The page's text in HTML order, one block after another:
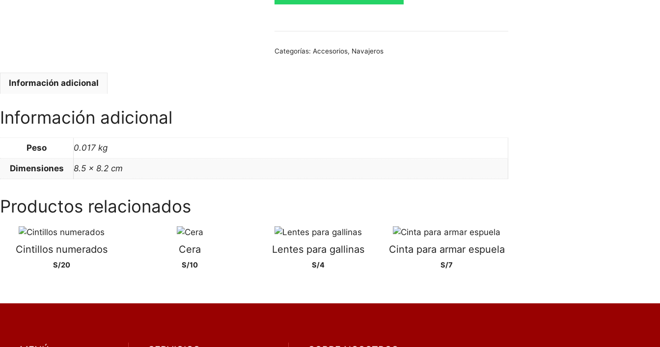
Mexicana
cantidad
Categorías: Accesorios, Navajeros
Información adicional
Información adicional
Peso 0.017 kg
Dimensiones 8.5 × 8.2 cm
Productos relacionados
Cintillos numerados
S/20
Cera
S/10
Lentes para gallinas
S/4
Cinta para armar espuela
S/7